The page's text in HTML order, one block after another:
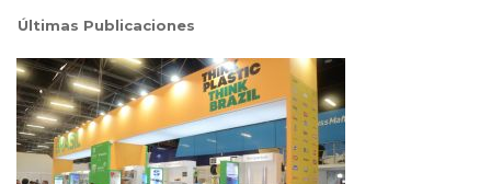
Últimas Publicaciones